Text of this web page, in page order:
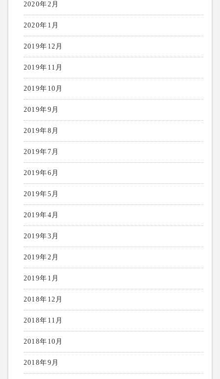
2020年2月
2020年1月
2019年12月
2019年11月
2019年10月
2019年9月
2019年8月
2019年7月
2019年6月
2019年5月
2019年4月
2019年3月
2019年2月
2019年1月
2018年12月
2018年11月
2018年10月
2018年9月